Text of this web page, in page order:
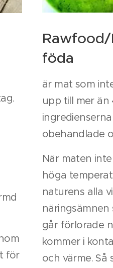
för
föda
är mat som
upp till mer än
obehandlade
När maten
höga
naturens alla
näringsämnen
går förlorade
kommer i
och värme. Så